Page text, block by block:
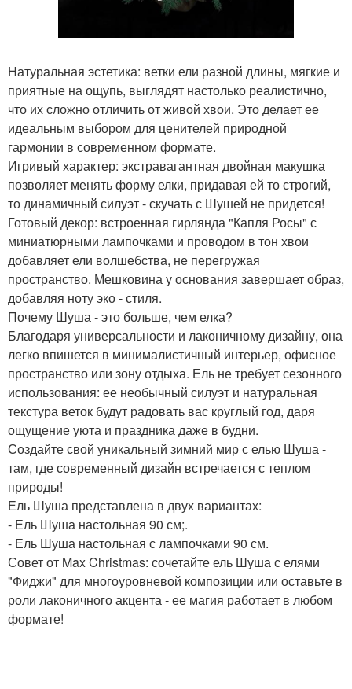
Натуральная эстетика: ветки ели разной длины, мягкие и
приятные на ощупь, выглядят настолько реалистично,
что их сложно отличить от живой хвои. Это делает ее
идеальным выбором для ценителей природной
гармонии в современном формате.
Игривый характер: экстравагантная двойная макушка
позволяет менять форму елки, придавая ей то строгий,
то динамичный силуэт - скучать с Шушей не придется!
Готовый декор: встроенная гирлянда "Капля Росы" с
миниатюрными лампочками и проводом в тон хвои
добавляет ели волшебства, не перегружая
пространство. Мешковина у основания завершает образ,
добавляя ноту эко - стиля.
Почему Шуша - это больше, чем елка?
Благодаря универсальности и лаконичному дизайну, она
легко впишется в минималистичный интерьер, офисное
пространство или зону отдыха. Ель не требует сезонного
использования: ее необычный силуэт и натуральная
текстура веток будут радовать вас круглый год, даря
ощущение уюта и праздника даже в будни.
Создайте свой уникальный зимний мир с елью Шуша -
там, где современный дизайн встречается с теплом
природы!
Ель Шуша представлена в двух вариантах:
- Ель Шуша настольная 90 см;.
- Ель Шуша настольная с лампочками 90 см.
Совет от Max Christmas: сочетайте ель Шуша с елями
"Фиджи" для многоуровневой композиции или оставьте в
роли лаконичного акцента - ее магия работает в любом
формате!